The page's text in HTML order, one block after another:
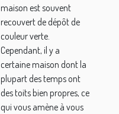
maison est souvent
recouvert de dépôt de
couleur verte.
Cependant, il y a
certaine maison dont la
plupart des temps ont
des toits bien propres, ce
qui vous amène à vous